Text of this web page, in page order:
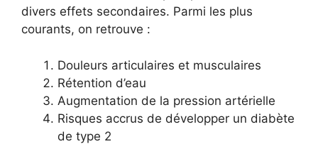
divers effets secondaires. Parmi les plus
courants, on retrouve :
Douleurs articulaires et musculaires
Rétention d’eau
Augmentation de la pression artérielle
Risques accrus de développer un diabète
de type 2